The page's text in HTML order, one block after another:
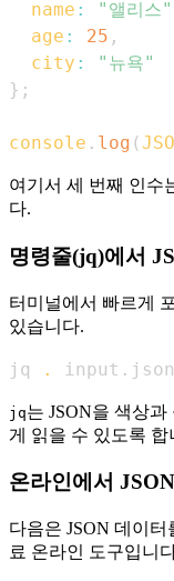
name : "앨리스"
age : 25 ,
city :
"뉴욕"
} ;
console . log (
여기서 세 번째 인수
다.
명령줄(jq)에서
터미널에서 빠르게
있습니다.
jq . input.json
jq는 JSON을 색상
게 읽을 수 있도록 합
온라인에서
다음은 JSON 데이
료 온라인 도구입니